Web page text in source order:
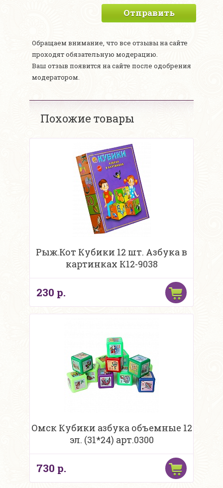
Отправить
Обращаем внимание, что все отзывы на сайте
проходят обязательную модерацию.
Ваш отзыв появится на сайте после одобрения
модератором.
Похожие товары
Рыж.Кот Кубики 12 шт. Азбука в
картинках К12-9038
230 р.
Омск Кубики азбука объемные 12
эл. (31*24) арт.0300
730 р.